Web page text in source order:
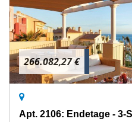
266.082,27 €
Apt. 2106: Endetage - 3-